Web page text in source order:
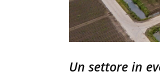
Un settore in